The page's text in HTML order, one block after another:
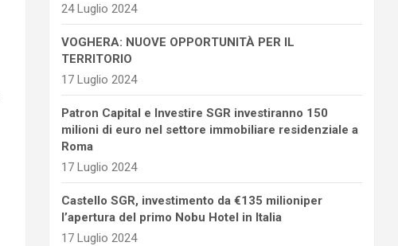
24 Luglio 2024
VOGHERA: NUOVE OPPORTUNITÀ PER IL
TERRITORIO
17 Luglio 2024
Patron Capital e Investire SGR investiranno 150
milioni di euro nel settore immobiliare residenziale a
Roma
17 Luglio 2024
Castello SGR, investimento da €135 milioniper
l’apertura del primo Nobu Hotel in Italia
17 Luglio 2024